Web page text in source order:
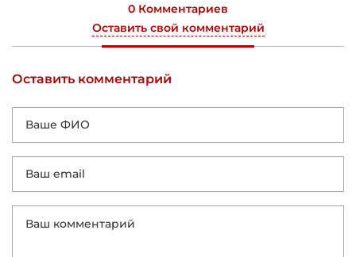
0 Комментариев
Оставить свой комментарий
Оставить комментарий